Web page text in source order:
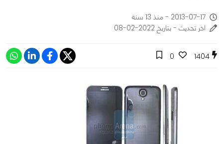
2013-07-17 - منذ 13 سنة
اخر تحديث - بتاريخ 2022-02-08
1404
0